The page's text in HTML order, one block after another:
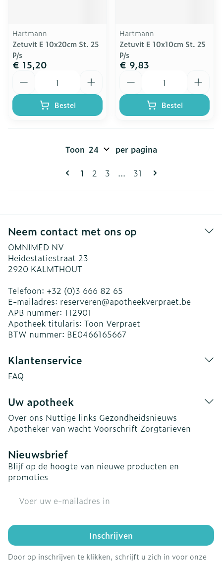
Hartmann
Zetuvit E 10x20cm St. 25
P/s
€ 15,20
Bestel
Hartmann
Zetuvit E 10x10cm St. 25
P/s
€ 9,83
Bestel
Pagina's
U lees momenteel pagina
1 Pagina
2 Pagina
3 ... Pagina
31
Toon per pagina
Neem contact met ons op
OMNIMED NV
Heidestatiestraat 23
2920 KALMTHOUT
Telefoon: +32 (0)3 666 82 65
E-mailadres: reserveren@apotheekverpraet.be
APB nummer: 112901
Apotheek titularis: Toon Verpraet
BTW nummer: BE0466165667
Klantenservice
FAQ
Uw apotheek
Over ons Nuttige links Gezondheidsnieuws
Apotheker van wacht Voorschrift Zorgtarieven
Nieuwsbrief
Blijf op de hoogte van nieuwe producten en
promoties
Inschrijven
Door op inschrijven te klikken, schrijft u zich in voor onze